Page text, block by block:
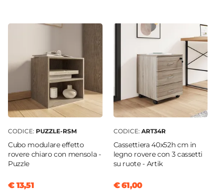
CODICE: PUZZLE-RSM
Cubo modulare effetto
rovere chiaro con mensola -
Puzzle
€ 13,51
CODICE: ART34R
Cassettiera 40x52h cm in
legno rovere con 3 cassetti
su ruote - Artik
€ 61,00